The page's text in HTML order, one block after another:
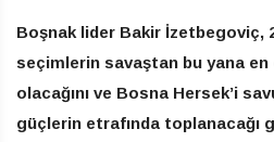
Boşnak lider Bakir İzetbegoviç,
seçimlerin savaştan bu yana
olacağını ve Bosna Hersek’i
güçlerin etrafında toplanacağı